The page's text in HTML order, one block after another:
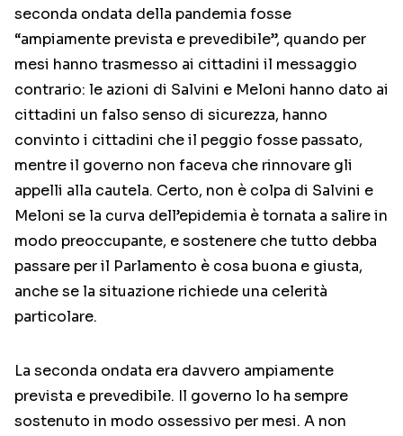
seconda ondata della pandemia fosse
“ampiamente prevista e prevedibile”, quando per
mesi hanno trasmesso ai cittadini il messaggio
contrario: le azioni di Salvini e Meloni hanno dato ai
cittadini un falso senso di sicurezza, hanno
convinto i cittadini che il peggio fosse passato,
mentre il governo non faceva che rinnovare gli
appelli alla cautela. Certo, non è colpa di Salvini e
Meloni se la curva dell’epidemia è tornata a salire in
modo preoccupante, e sostenere che tutto debba
passare per il Parlamento è cosa buona e giusta,
anche se la situazione richiede una celerità
particolare.
La seconda ondata era davvero ampiamente
prevista e prevedibile. Il governo lo ha sempre
sostenuto in modo ossessivo per mesi. A non